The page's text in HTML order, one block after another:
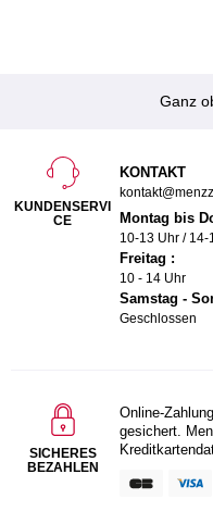
Ganz
KUNDENSERVI
CE
KONTAKT
Montag bis
10-13 Uhr / 14-
Freitag :
10 - 14 Uhr
Samstag -
Geschlossen
SICHERES
BEZAHLEN
Online-
gesichert.